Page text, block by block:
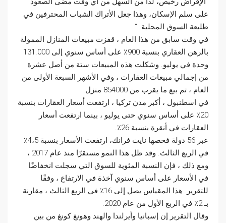
على سلم الإسكان، وهذا جعل الأتراك الشباب المحترفين في
طليعة السوق المحلية. ”
في وقت سابق من هذا العام ، قفزت مبيعات المنازل الممولة
بالرهن العقاري بنسبة 900٪ على أساس سنوي إلى 131.000
وحدة في يوليو. وشكلت هذه المبيعات ستة من أصل عشرة
من إجمالي مبيعات العقارات ، وفي الأشهر السبعة الأولى من
العام ، تم بيع ما يقرب من 854000 منزل.
في اسطنبول ، أكبر مدن تركيا ، ارتفعت أسعار العقارات بنسبة
20٪ على أساس سنوي حتى يوليو ، بينما ارتفعت أسعار
العقارات في أنقرة بنسبة 26٪.
عبر 56 دولة فحصها نايت فرانك، ارتفعت الأسعار بنسبة 4،5٪
في الربع الثالث. وقد ظل هذا النمو مستقرًا منذ عام 2017 ،
ومع ذلك ، فإن النسبة المئوية للسوق التي سجلت انخفاضًا
في الأسعار على أساس سنوي آخذة في الارتفاع ، وفقًا
للتقرير. هذا المقياس يصل إلى 16٪ في الربع الثالث ، مقارنة
بـ 2٪ في الربع الأول من عام 2020.
وقال التقرير إن إسبانيا وأيرلندا والهند وهونغ كونغ من بين